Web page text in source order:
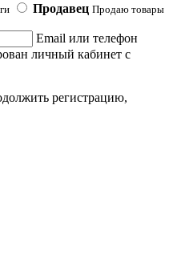
Продавец Продаю товары
Email или телефон
личный кабинет с
регистрацию,